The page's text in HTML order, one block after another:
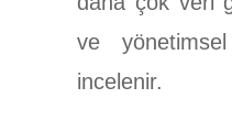
ve
incelenir.